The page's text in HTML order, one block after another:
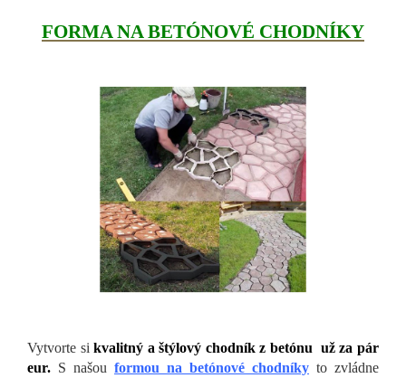
FORMA NA BETÓNOVÉ CHODNÍKY
Vytvorte sikvalitný a štýlový chodník z betónu už za pár
eur. S našou formou na betónové chodníky to zvládne